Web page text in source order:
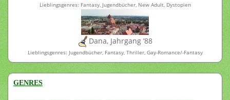
Lieblingsgenres: Fantasy, Jugendbücher, New Adult, Dystopien
Dana, Jahrgang ’88
Lieblingsgenres: Jugendbücher, Fantasy, Thriller, Gay-Romance/-Fantasy
GENRES